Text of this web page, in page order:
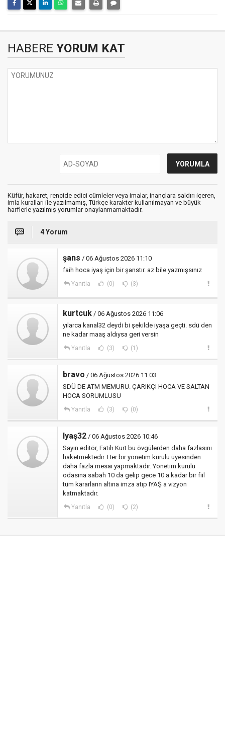
HABERE YORUM KAT
Küfür, hakaret, rencide edici cümleler veya imalar, inançlara saldırı içeren,
imla kuralları ile yazılmamış, Türkçe karakter kullanılmayan ve büyük
harflerle yazılmış yorumlar onaylanmamaktadır.
4 Yorum
şans / 06 Ağustos 2026 11:10
faih hoca iyaş için bir şanstır. az bile yazmışsınız
Yanıtla (0) (3)
kurtcuk / 06 Ağustos 2026 11:06
yılarca kanal32 deydi bi şekilde iyaşa geçti. sdü den
ne kadar maaş aldıysa geri versin
Yanıtla (3) (1)
bravo / 06 Ağustos 2026 11:03
SDÜ DE ATM MEMURU. ÇARIKÇI HOCA VE SALTAN
HOCA SORUMLUSU
Yanıtla (3) (0)
Iyaş32 / 06 Ağustos 2026 10:46
Sayın editör, Fatih Kurt bu övgülerden daha fazlasını
haketmektedir. Her bir yönetim kurulu üyesinden
daha fazla mesai yapmaktadır. Yönetim kurulu
odasına sabah 10 da gelip gece 10 a kadar bir fiil
tüm kararların altına imza atıp IYAŞ a vizyon
katmaktadır.
Yanıtla (0) (2)